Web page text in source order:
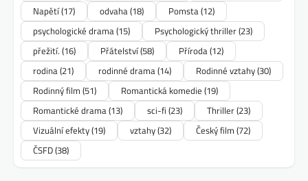
Napětí(17) odvaha(18) Pomsta(12)
psychologické drama(15) Psychologický thriller(23)
přežití. (16) Přátelství(58) Příroda(12)
rodina(21) rodinné drama(14) Rodinné vztahy(30)
Rodinný film (51) Romantická komedie (19)
Romantické drama(13) sci-fi (23) Thriller(23)
Vizuální efekty(19) vztahy(32) Český film (72)
ČSFD(38)